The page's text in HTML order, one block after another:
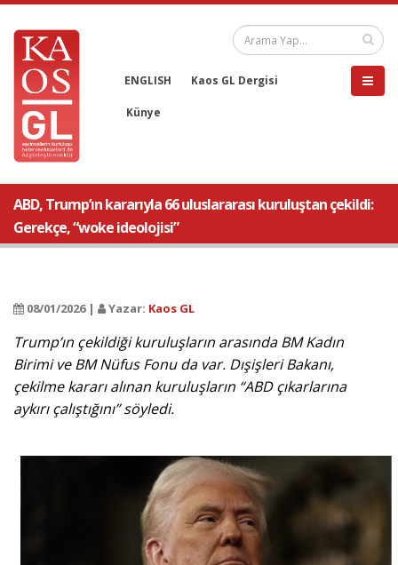
ENGLISH Kaos GL Dergisi
Künye
ABD, Trump’ın kararıyla 66 uluslararası kuruluştan çekildi:
Gerekçe, “woke ideolojisi”
08/01/2026 | Yazar: Kaos GL
Trump’ın çekildiği kuruluşların arasında BM Kadın
Birimi ve BM Nüfus Fonu da var. Dışişleri Bakanı,
çekilme kararı alınan kuruluşların “ABD çıkarlarına
aykırı çalıştığını” söyledi.